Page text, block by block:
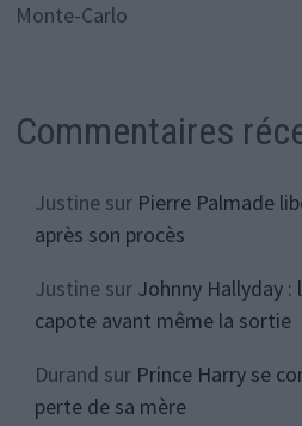
Monte-Carlo
Commentaires
Justinesur Pierre Palmade
après son procès
Justinesur Johnny Hallyday
capote avant même la sortie
Durand sur Prince Harry se
perte de sa mère